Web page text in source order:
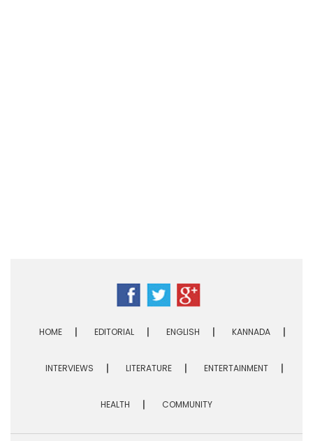
HOME EDITORIAL ENGLISH KANNADA
INTERVIEWS LITERATURE ENTERTAINMENT
HEALTH COMMUNITY